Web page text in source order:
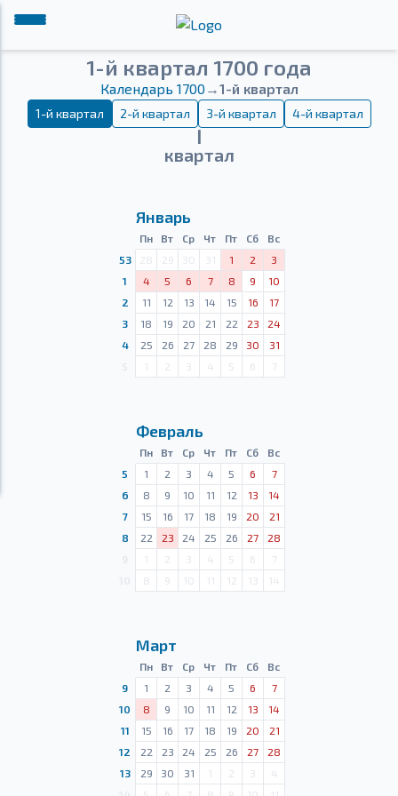
1-й квартал 1700 года
Календарь 1700→1-й квартал
1-й квартал 2-й квартал 3-й квартал 4-й квартал
Ⅰ
квартал
Январь
Пн Вт Ср Чт Пт Сб
Вс
53
28 29 30 31 1 2
3
1
4 5 6 7 8 9
10
2
11 12 13 14 15 16
17
3
18 19 20 21 22 23
24
4
25 26 27 28 29 30
31
1 2 3 4 5 6 7
Февраль
Пн Вт Ср Чт Пт Сб
Вс
5
1 2 3 4 5 6
7
6
8 9 10 11 12 13
14
7
15 16 17 18 19 20
21
8
22 23 24 25 26 27
28
1 2 3 4 5 6
7
8 9 10 11 12 13 14
Март
Пн Вт Ср Чт Пт Сб
Вс
9
1 2 3 4 5 6
7
10
8 9 10 11 12 13
14
11
15 16 17 18 19 20
21
12
22 23 24 25 26 27
28
13
29 30 31 1 2 3
4